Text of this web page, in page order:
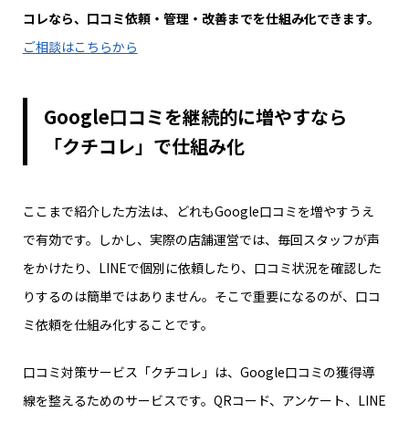
コレなら、口コミ依頼・管理・改善までを仕組み化できます。
ご相談はこちらから
Google口コミを継続的に増やすなら
「クチコレ」で仕組み化
ここまで紹介した方法は、どれもGoogle口コミを増やすうえ
で有効です。しかし、実際の店舗運営では、毎回スタッフが声
をかけたり、LINEで個別に依頼したり、口コミ状況を確認した
りするのは簡単ではありません。そこで重要になるのが、口コ
ミ依頼を仕組み化することです。
口コミ対策サービス「クチコレ」は、Google口コミの獲得導
線を整えるためのサービスです。QRコード、アンケート、LINE